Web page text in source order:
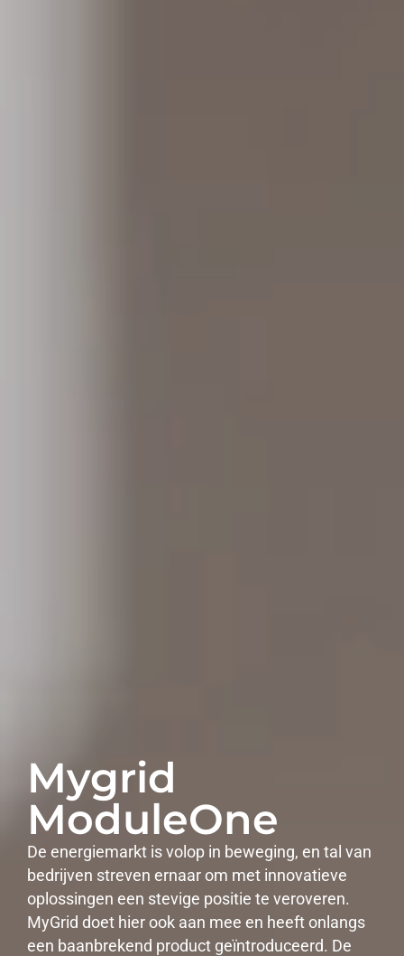
Mygrid
ModuleOne
De energiemarkt is volop in beweging, en tal van
bedrijven streven ernaar om met innovatieve
oplossingen een stevige positie te veroveren.
MyGrid doet hier ook aan mee en heeft onlangs
een baanbrekend product geïntroduceerd. De